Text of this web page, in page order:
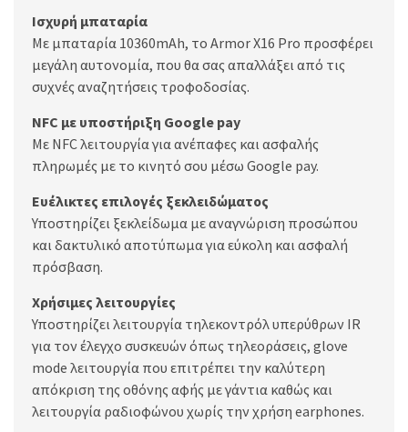
Ισχυρή μπαταρία
Με μπαταρία 10360mAh, το Armor X16 Pro προσφέρει
μεγάλη αυτονομία, που θα σας απαλλάξει από τις
συχνές αναζητήσεις τροφοδοσίας.
NFC με υποστήριξη Google pay
Με NFC λειτουργία για ανέπαφες και ασφαλής
πληρωμές με το κινητό σου μέσω Google pay.
Ευέλικτες επιλογές ξεκλειδώματος
Υποστηρίζει ξεκλείδωμα με αναγνώριση προσώπου
και δακτυλικό αποτύπωμα για εύκολη και ασφαλή
πρόσβαση.
Χρήσιμες λειτουργίες
Υποστηρίζει λειτουργία τηλεκοντρόλ υπερύθρων IR
για τον έλεγχο συσκευών όπως τηλεοράσεις, glove
mode λειτουργία που επιτρέπει την καλύτερη
απόκριση της οθόνης αφής με γάντια καθώς και
λειτουργία ραδιοφώνου χωρίς την χρήση earphones.